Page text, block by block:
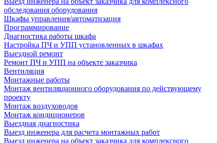
обследования оборудования
Шкафы управления/автоматизация
Программирование
Диагностика работы шкафа
Настройка ПЧ и УПП установленных в шкафах
Выездной ремонт
Ремонт ПЧ и УПП на объекте заказчика
Вентиляция
Монтажные работы
Монтаж вентиляционного оборудования по действующему
проекту
Монтаж воздуховодов
Монтаж кондиционеров
Выездная диагностика
Выезд инженера для расчета монтажных работ
Выезд инженера на объект заказчика для комплексного